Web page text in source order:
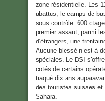
zone résidentielle. Les
abattus, le camps de
sous contrôle. 600
premier assaut, parmi
d’étrangers, une
Aucune blessé n’est à
spéciales. Le DSI
cotés de certains
traqué dix ans
des touristes suisses et
Sahara.